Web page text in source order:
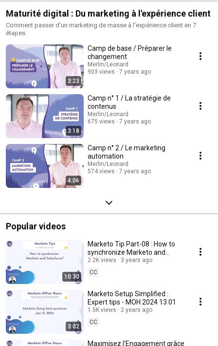
Maturité digital : Du marketing à l'expérience client
Comment passer d'un marketing de masse à l'expérience client en 7
étapes.
3:23
Camp de base / Préparer le
changement
Merlin/Leonard
903 views
7 years ago
3:18
Camp n° 1 / La stratégie de
contenus
Merlin/Leonard
675 views
7 years ago
4:06
Camp n° 2 / Le marketing
automation
Merlin/Leonard
574 views
7 years ago
Popular videos
10:30
Marketo Tip Part-08 : How to
synchronize Marketo and
Salesforce
2.2K views
3 years ago
CC
3:02
Marketo Setup Simplified :
Expert tips - MOH 2024 13 01
1.5K views
2 years ago
CC
Maximisez l'Engagement grâce